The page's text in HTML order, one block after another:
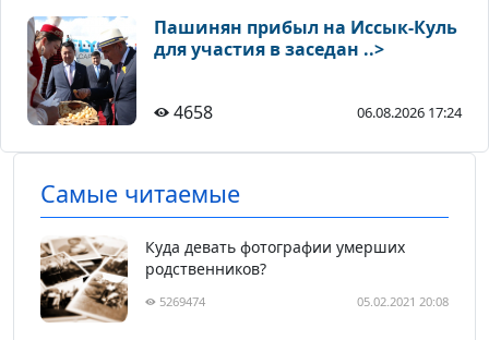
Пашинян прибыл на Иссык-Куль
для участия в заседан ..>
4658 06.08.2026 17:24
Самые читаемые
Куда девать фотографии умерших
родственников?
5269474 05.02.2021 20:08